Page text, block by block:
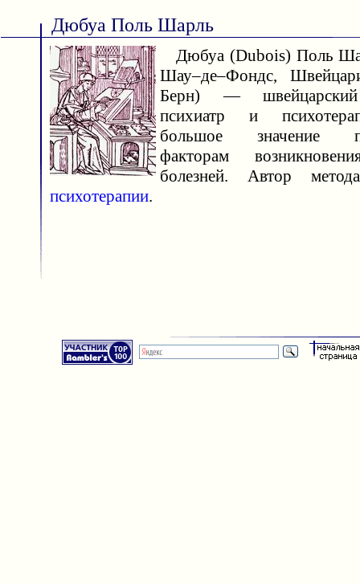
Дюбуа Поль Шарль
Дюбуа (Dubois) Поль
Шау–де–Фондс,
Берн) — швейцарский
психиатр и
большое значение
факторам
болезней. Автор
психотерапии.